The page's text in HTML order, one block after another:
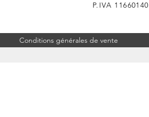
P.IVA
Conditions générales de vente